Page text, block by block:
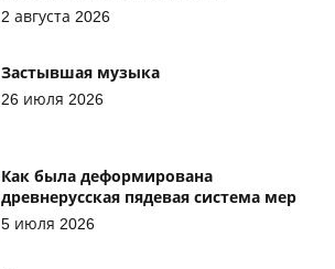
2 августа 2026
Застывшая музыка
26 июля 2026
Как была деформирована
древнерусская пядевая система мер
5 июля 2026